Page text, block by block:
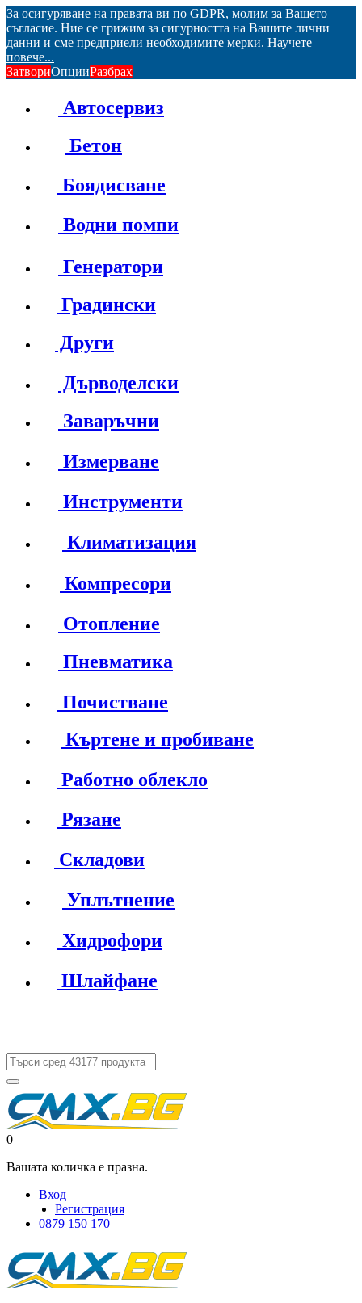
За осигуряване на правата ви по GDPR, молим за Вашето
съгласие. Ние се грижим за сигурността на Вашите лични
данни и сме предприели необходимите мерки. Научете
повече...
ЗатвориОпцииРазбрах
Автосервиз
Бетон
Боядисване
Водни помпи
Генератори
Градински
Други
Дърводелски
Заваръчни
Измерване
Инструменти
Климатизация
Компресори
Отопление
Пневматика
Почистване
Къртене и пробиване
Работно облекло
Рязане
Складови
Уплътнение
Хидрофори
Шлайфане
0
Вашата количка е празна.
Вход
Регистрация
0879 150 170